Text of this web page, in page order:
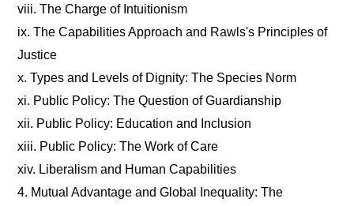
viii. The Charge of Intuitionism
ix. The Capabilities Approach and Rawls's Principles of
Justice
x. Types and Levels of Dignity: The Species Norm
xi. Public Policy: The Question of Guardianship
xii. Public Policy: Education and Inclusion
xiii. Public Policy: The Work of Care
xiv. Liberalism and Human Capabilities
4. Mutual Advantage and Global Inequality: The